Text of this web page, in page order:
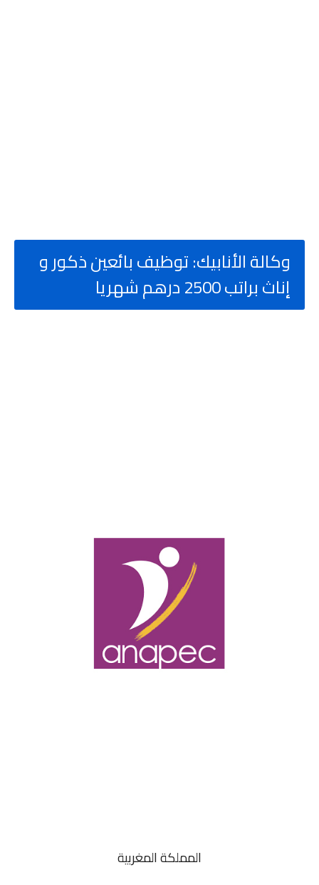
وكالة الأنابيك: توظيف بائعين ذكور و
إناث براتب 2500 درهم شهريا
المملكة المغربية